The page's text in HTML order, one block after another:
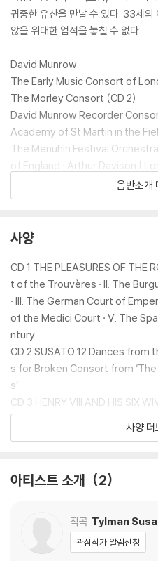
귀중한 유산을 만날 수 있다. 33세
않을 위대한 업적을 놓칠 수 없다.
David Munrow
The Early Music Consort of
The Morley Consort (CD 2)
David Munrow Recorder
Academy of St Martin in the
The Menuhin Festival
of England · Arthur Davison |
음반소개
사양
CD 1 THE PLEASURES OF THE
t of the Trouvères · II. The
· III. The German Court of
of the Medici Court · V. The
ntury
CD 2 SUSATO 12 Dances from
s for Broken Consort from
s’
CD 3 HENRY VIII AND HIS SIX
CD 4 MUSIC FOR FERDINAND
CD 5-6 THE ART OF
BWV 1057 · Brandenburg
CD 9 DUFAY Missa ‘Se la face ay
CD 10 PRAETORIUS Dances
사양 더
아티스트 소개 2
작곡 Tylman
관심작가 알림신청